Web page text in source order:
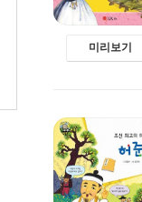
미리보기